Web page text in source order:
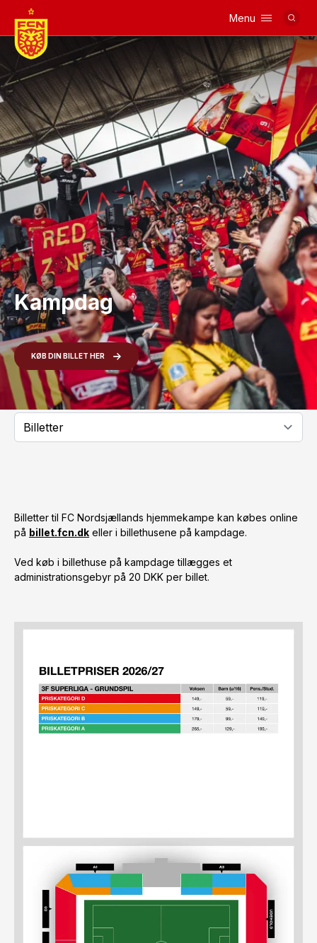
Logo
Menu
Kampdag
KØB DIN BILLET HER
Billetter til FC Nordsjællands hjemmekampe kan købes online
på billet.fcn.dk eller i billethusene på kampdage.
Ved køb i billethuse på kampdage tillægges et
administrationsgebyr på 20 DKK per billet.